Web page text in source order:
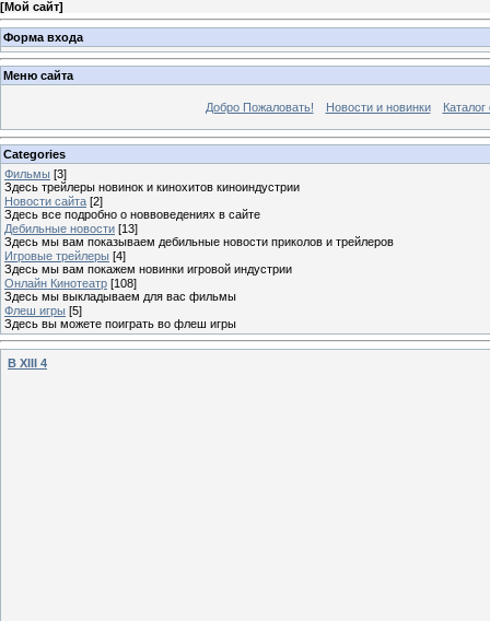
[Мой сайт]
Форма входа
Меню сайта
Добро Пожаловать! Новости и новинки
Categories
Фильмы [3]
Здесь трейлеры новинок и кинохитов киноиндустрии
Новости сайта [2]
Здесь все подробно о новвоведениях в сайте
Дебильные новости [13]
Здесь мы вам показываем дебильные новости приколов и трейлеров
Игровые трейлеры [4]
Здесь мы вам покажем новинки игровой индустрии
Онлайн Кинотеатр [108]
Здесь мы выкладываем для вас фильмы
Флеш игры [5]
Здесь вы можете поиграть во флеш игры
B XIII 4